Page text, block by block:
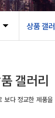
상품 갤
갤러리
보다 정교한 제품